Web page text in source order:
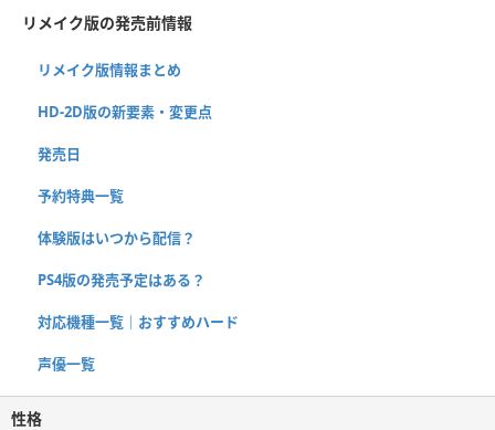
リメイク版の発売前情報
リメイク版情報まとめ
HD-2D版の新要素・変更点
発売日
予約特典一覧
体験版はいつから配信？
PS4版の発売予定はある？
対応機種一覧｜おすすめハード
声優一覧
性格